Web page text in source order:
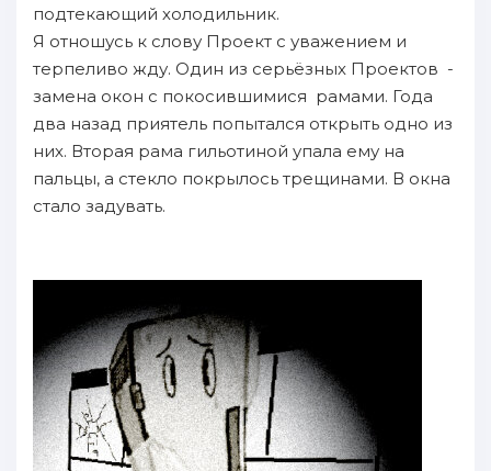
подтекающий холодильник.
Я отношусь к слову Проект с уважением и
терпеливо жду. Один из серьёзных Проектов -
замена окон с покосившимися рамами. Года
два назад приятель попытался открыть одно из
них. Вторая рама гильотиной упала ему на
пальцы, а стекло покрылось трещинами. В окна
стало задувать.